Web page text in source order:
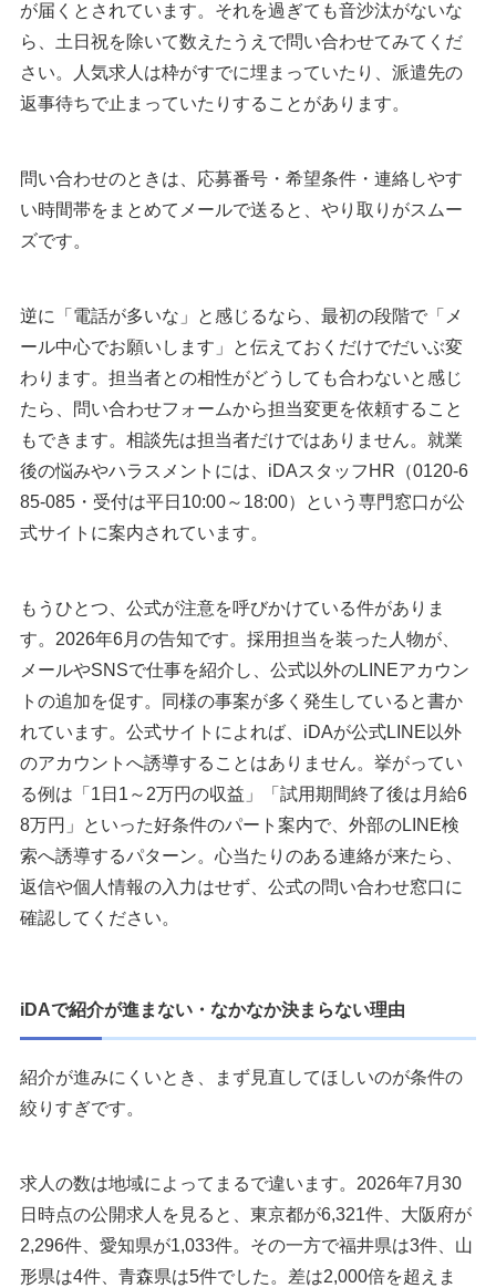
が届くとされています。それを過ぎても音沙汰がないな
ら、土日祝を除いて数えたうえで問い合わせてみてくだ
さい。人気求人は枠がすでに埋まっていたり、派遣先の
返事待ちで止まっていたりすることがあります。
問い合わせのときは、応募番号・希望条件・連絡しやす
い時間帯をまとめてメールで送ると、やり取りがスムー
ズです。
逆に「電話が多いな」と感じるなら、最初の段階で「メ
ール中心でお願いします」と伝えておくだけでだいぶ変
わります。担当者との相性がどうしても合わないと感じ
たら、問い合わせフォームから担当変更を依頼すること
もできます。相談先は担当者だけではありません。就業
後の悩みやハラスメントには、iDAスタッフHR（0120-6
85-085・受付は平日10:00～18:00）という専門窓口が公
式サイトに案内されています。
もうひとつ、公式が注意を呼びかけている件がありま
す。2026年6月の告知です。採用担当を装った人物が、
メールやSNSで仕事を紹介し、公式以外のLINEアカウン
トの追加を促す。同様の事案が多く発生していると書か
れています。公式サイトによれば、iDAが公式LINE以外
のアカウントへ誘導することはありません。挙がってい
る例は「1日1～2万円の収益」「試用期間終了後は月給6
8万円」といった好条件のパート案内で、外部のLINE検
索へ誘導するパターン。心当たりのある連絡が来たら、
返信や個人情報の入力はせず、公式の問い合わせ窓口に
確認してください。
iDAで紹介が進まない・なかなか決まらない理由
紹介が進みにくいとき、まず見直してほしいのが条件の
絞りすぎです。
求人の数は地域によってまるで違います。2026年7月30
日時点の公開求人を見ると、東京都が6,321件、大阪府が
2,296件、愛知県が1,033件。その一方で福井県は3件、山
形県は4件、青森県は5件でした。差は2,000倍を超えま